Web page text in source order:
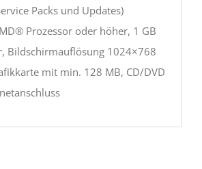
Packs und Updates)
Prozessor oder höher, 1 GB
Bildschirmauflösung 1024×768
mit min. 128 MB, CD/DVD